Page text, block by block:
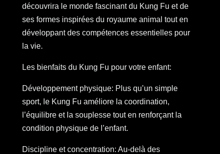
découvrira le monde fascinant du Kung Fu et de
ses formes inspirées du royaume animal tout en
développant des compétences essentielles pour
la vie.
Les bienfaits du Kung Fu pour votre enfant:
Développement physique: Plus qu’un simple
sport, le Kung Fu améliore la coordination,
l’équilibre et la souplesse tout en renforçant la
condition physique de l’enfant.
Discipline et concentration: Au-delà des